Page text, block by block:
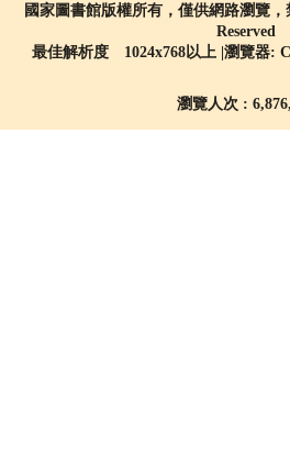
國家圖書館版權所有，僅供網路瀏覽
Reserved
最佳解析度 1024x768以上 |瀏覽器:
瀏覽人次 :